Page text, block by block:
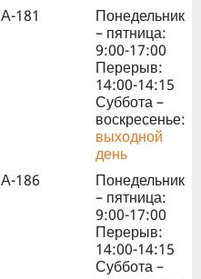
А-181
Понедельник
– пятница:
9:00-17:00
Перерыв:
14:00-14:15
Суббота –
воскресенье:
выходной
день
А-186
Понедельник
– пятница:
9:00-17:00
Перерыв:
14:00-14:15
Суббота –